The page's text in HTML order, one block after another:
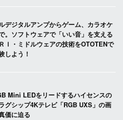
デジタルアンプからゲーム、カラオケ
。ソフトウェアで「いい音」を支える
Ｉ・ミドルウェアの技術をOTOTENで
しよう！
Mini LEDをリードするハイセンスの
グシップ4Kテレビ「RGB UXS」の画
価に迫る